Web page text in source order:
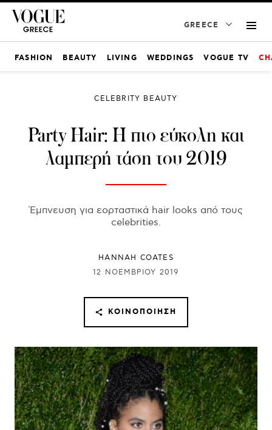
GREECE
FASHION BEAUTY LIVING WEDDINGS VOGUE TV
CELEBRITY BEAUTY
Party Hair: Η πιο εύκολη και
λαμπερή τάση του 2019
Έμπνευση για εορταστικά hair looks από τους
celebrities.
HANNAH COATES
12 ΝΟΕΜΒΡΊΟΥ 2019
ΚΟΙΝΟΠΟΊΗΣΗ